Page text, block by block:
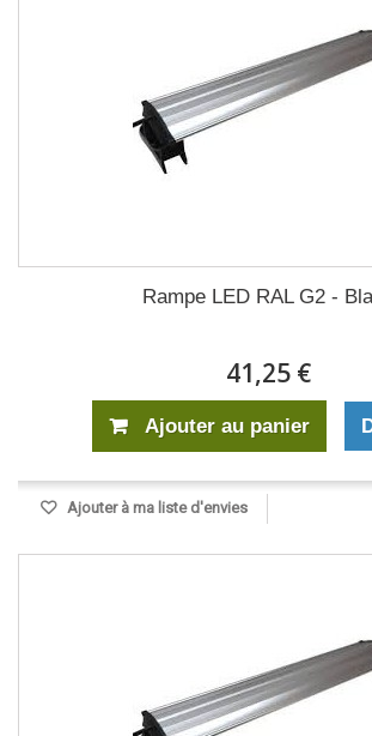
Rampe LED RAL G2 -
41,25 €
Ajouter au panier
Ajouter à ma liste d'envies